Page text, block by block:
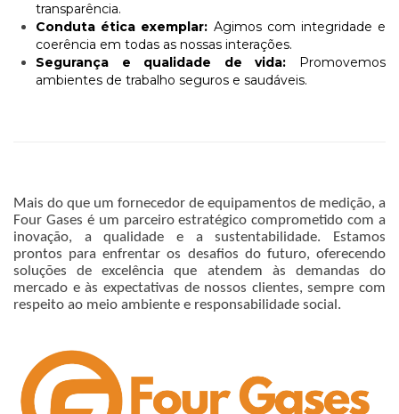
transparência.
Conduta ética exemplar: Agimos com integridade e
coerência em todas as nossas interações.
Segurança e qualidade de vida: Promovemos
ambientes de trabalho seguros e saudáveis.
Mais do que um fornecedor de equipamentos de medição, a
Four Gases é um parceiro estratégico comprometido com a
inovação, a qualidade e a sustentabilidade. Estamos
prontos para enfrentar os desafios do futuro, oferecendo
soluções de excelência que atendem às demandas do
mercado e às expectativas de nossos clientes, sempre com
respeito ao meio ambiente e responsabilidade social.